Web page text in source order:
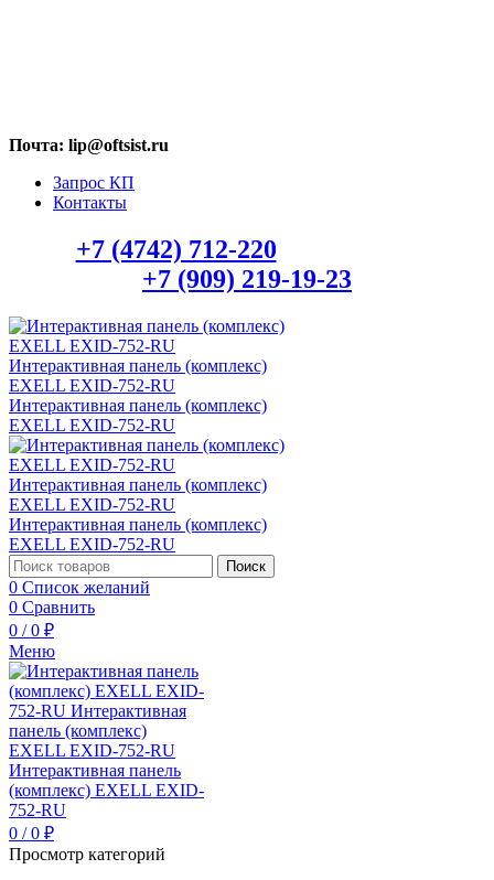
Почта: lip@oftsist.ru
Запрос КП
Контакты
+7 (4742) 712-220
+7 (909) 219-19-23
Поиск
0 Список желаний
0 Сравнить
0 / 0 ₽
Меню
0 / 0 ₽
Просмотр категорий